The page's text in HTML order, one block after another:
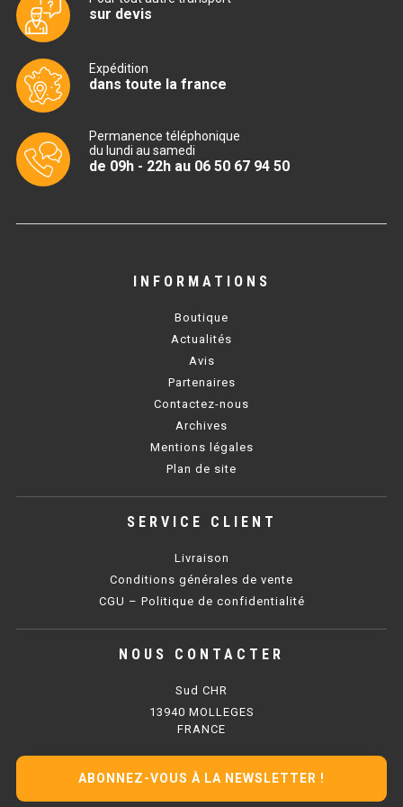
TABLE RÉFRIGÉRÉE
TABLE 600
TABLE 700 VITRÉE
TABLE CONGÉLATEUR
SOUBASSEMENT RÉFRIGÉRÉ
TABLE DE PRÉPARATION
SALADETTE COMPACTE
SALADETTE 800 VITRÉE
sur devis
Expédition
dans toute la france
Permanence téléphonique
du lundi au samedi
de 09h - 22h au 06 50 67 94 50
INFORMATIONS
Boutique
Actualités
Avis
Partenaires
Contactez-nous
Archives
Mentions légales
Plan de site
SERVICE CLIENT
Livraison
Conditions générales de vente
CGU – Politique de confidentialité
NOUS CONTACTER
Sud CHR
13940 MOLLEGES
FRANCE
ABONNEZ-VOUS À LA NEWSLETTER !